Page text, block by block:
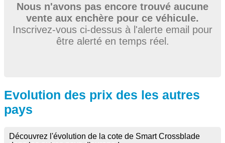
Nous n'avons pas encore trouvé aucune
vente aux enchère pour ce véhicule.
Inscrivez-vous ci-dessus à l'alerte email pour
être alerté en temps réel.
Evolution des prix des les autres
pays
Découvrez l'évolution de la cote de Smart Crossblade